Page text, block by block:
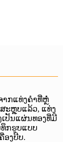
າກແທ່ງຄຳທີ່ຫຼໍ່
ະຫຼຸບແລ້ວ, ແທ່ງ
ປັນແຜ່ນທອງທີ່ມີ
ກຮູບແບບ
ອງບີບ.